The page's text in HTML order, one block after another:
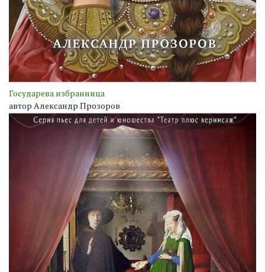
Государева избранница
автор Александр Прозоров